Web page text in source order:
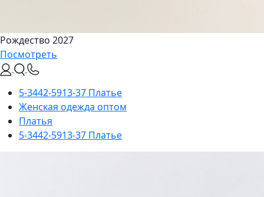
Рождество 2027
Посмотреть
5-3442-5913-37 Платье
Женская одежда оптом
Платья
5-3442-5913-37 Платье